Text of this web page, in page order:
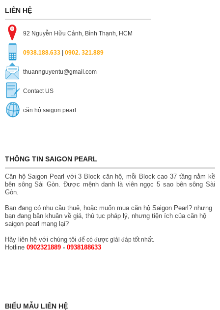
LIÊN HỆ
92 Nguyễn Hữu Cảnh, Bình Thạnh, HCM
0938.188.633 0902. 321.889
thuannguyentu@gmail.com
Contact US
căn hộ saigon pearl
THÔNG TIN SAIGON PEARL
Căn hộ Saigon Pearl với 3 Block căn hộ, mỗi Block cao 37 tầng nằm kề
bên sông Sài Gòn. Được mệnh danh là viên ngọc 5 sao bên sông Sài
Gòn.
Bạn đang có nhu cầu thuê, hoặc muốn mua căn hộ Saigon Pearl ? nhưng
bạn đang bân khuân về giá, thủ tục pháp lý, nhưng tiện ích của căn hộ
saigon pearl mang lại?
Hãy liên hệ với chúng tôi để có được giải đáp tốt nhất.
Hotline 0902321889 - 0938188633
BIỂU MẪU LIÊN HỆ